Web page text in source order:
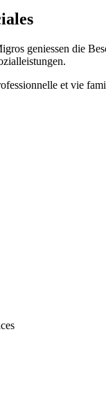
geniessen die
et vie